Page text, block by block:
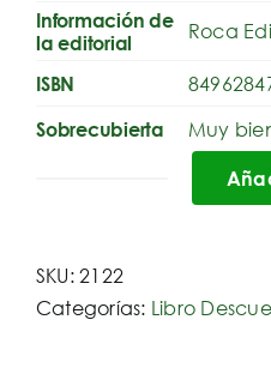
Información de
la editorial
Roca
ISBN
Sobrecubierta Muy
lectura
cantidad
SKU:2122
Categorías: Libro